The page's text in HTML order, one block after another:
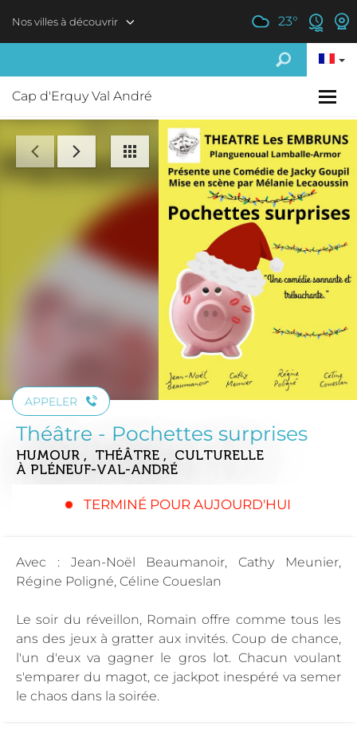
Nos villes à découvrir 23°
Cap d'Erquy Val André
APPELER
Théâtre - Pochettes surprises
HUMOUR , THÉÂTRE , CULTURELLE
À PLÉNEUF-VAL-ANDRÉ
TERMINÉ POUR AUJOURD'HUI
Avec : Jean-Noël Beaumanoir, Cathy Meunier,
Régine Poligné, Céline Coueslan
Le soir du réveillon, Romain offre comme tous les
ans des jeux à gratter aux invités. Coup de chance,
l'un d'eux va gagner le gros lot. Chacun voulant
s'emparer du magot, ce jackpot inespéré va semer
le chaos dans la soirée.